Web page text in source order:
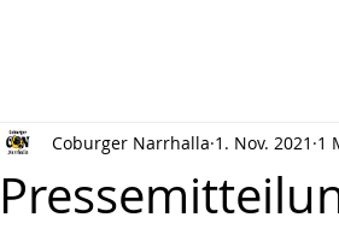
Coburger Narrhalla 1. Nov. 2021 1